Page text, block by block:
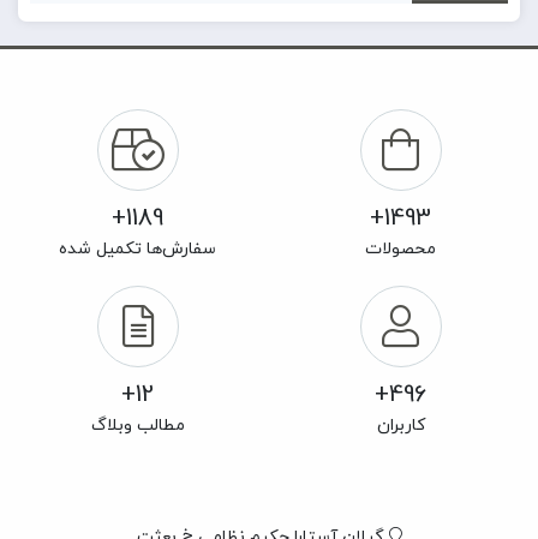
1493+
محصولات
1189+
سفارش‌ها تکمیل شده
496+
کاربران
12+
مطالب وبلاگ